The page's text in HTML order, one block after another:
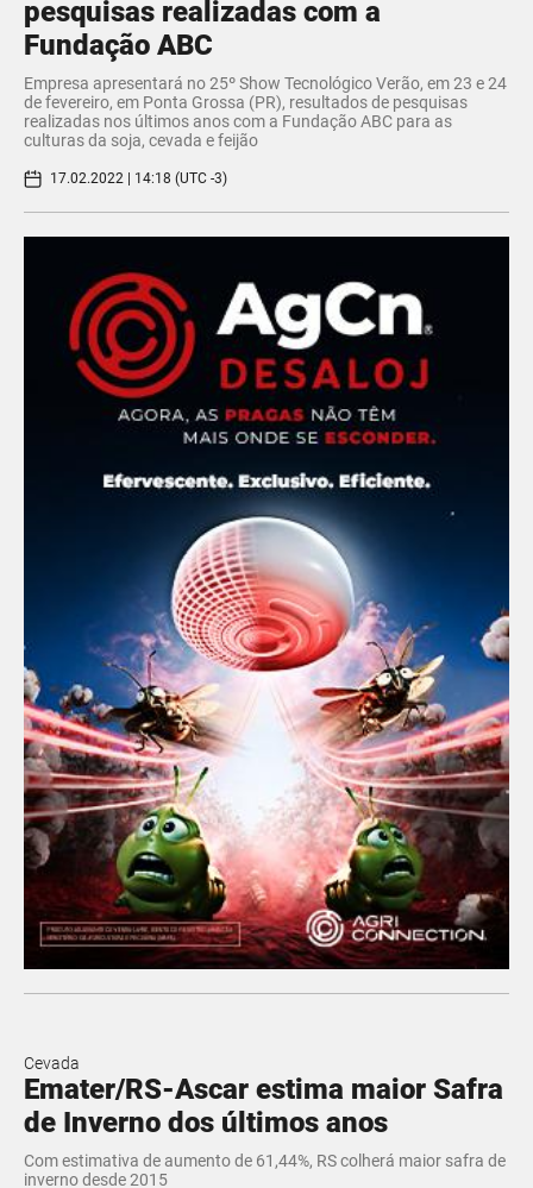
pesquisas realizadas com a
Fundação ABC
Empresa apresentará no 25º Show Tecnológico Verão, em 23 e 24
de fevereiro, em Ponta Grossa (PR), resultados de pesquisas
realizadas nos últimos anos com a Fundação ABC para as
culturas da soja, cevada e feijão
17.02.2022 | 14:18 (UTC -3)
Cevada
Emater/RS-Ascar estima maior Safra
de Inverno dos últimos anos
Com estimativa de aumento de 61,44%, RS colherá maior safra de
inverno desde 2015